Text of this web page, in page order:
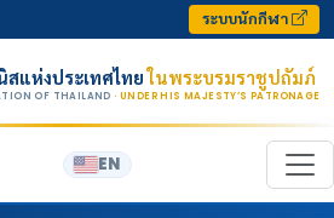
ระบบนักกีฬา
แห่งประเทศไทยในพระบรมราชูปถัมภ์
OF THAILAND · UNDER HIS MAJESTY’S PATRONAGE
EN